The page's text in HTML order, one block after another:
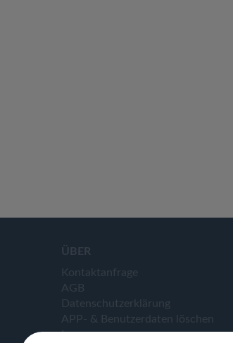
ÜBER
Kontaktanfrage
AGB
Datenschutzerklärung
APP- & Benutzerdaten löschen
Impressum